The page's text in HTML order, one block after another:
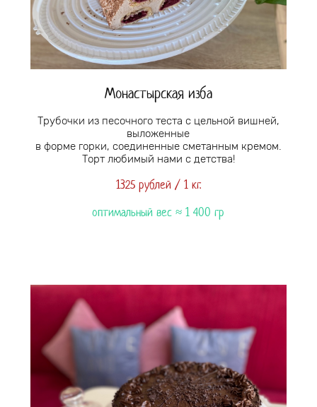
Монастырская изба
Трубочки из песочного теста с цельной вишней,
выложенные
в форме горки, соединенные сметанным кремом.
Торт любимый нами с детства!
1325 рублей / 1 кг.
оптимальный вес ≈ 1 400 гр